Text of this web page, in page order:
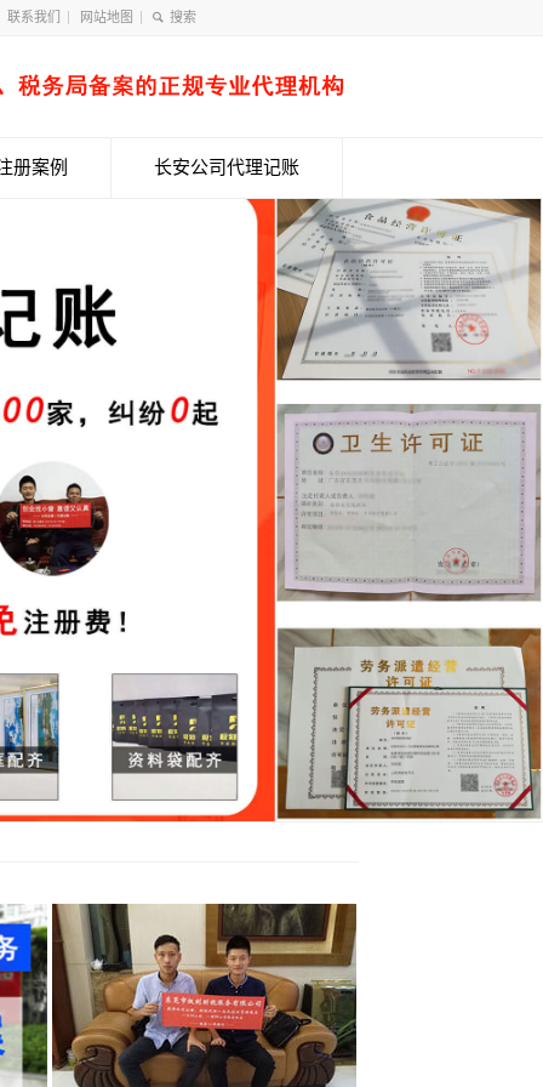
联系我们 网站地图
册案例 长安公司代理记账